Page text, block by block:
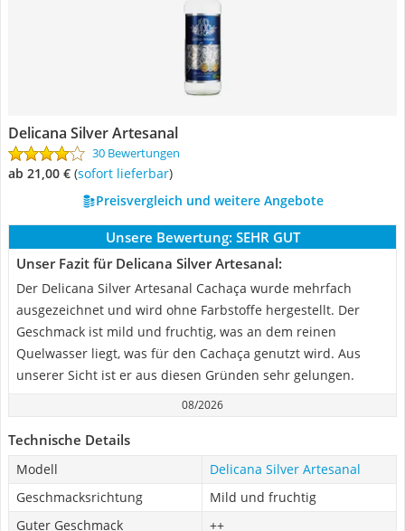
Delicana Silver Artesanal
30 Bewertungen
ab 21,00 € ( Sofort lieferbar)
Preisvergleich und weitere Angebote
Unsere Bewertung: SEHR GUT
Unser Fazit für Delicana Silver Artesanal:
Der Delicana Silver Artesanal Cachaça wurde mehrfach
ausgezeichnet und wird ohne Farbstoffe hergestellt. Der
Geschmack ist mild und fruchtig, was an dem reinen
Quelwasser liegt, was für den Cachaça genutzt wird. Aus
unserer Sicht ist er aus diesen Gründen sehr gelungen.
08/2026
Technische Details
Modell
Delicana Silver Artesanal
Geschmacksrichtung
Mild und fruchtig
Guter Geschmack
++